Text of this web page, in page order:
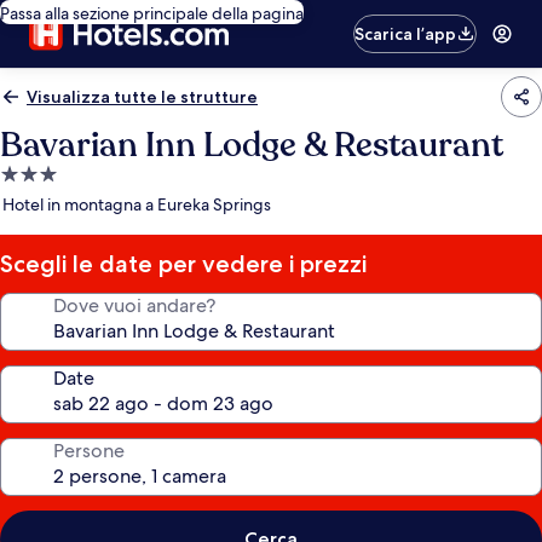
Passa alla sezione principale della pagina
Scarica l’app
Visualizza tutte le strutture
Bavarian Inn Lodge & Restaurant
Struttura
a
stelle
Hotel in montagna a Eureka Springs
Scegli le date per vedere i prezzi
Dove vuoi andare?
Date
Persone